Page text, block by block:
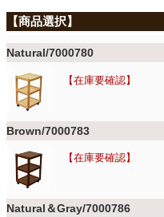
ファブリック
カーテン
Natural/7000780
在庫要確認
Brown/7000783
在庫要確認
Natural＆Gray/7000786